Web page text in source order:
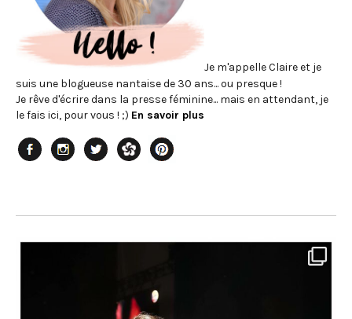
Je m'appelle Claire et je
suis une blogueuse nantaise de 30 ans... ou presque !
Je rêve d'écrire dans la presse féminine... mais en attendant, je
le fais ici, pour vous ! ;) En savoir plus